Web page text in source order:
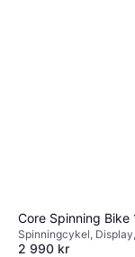
Core Spinning Bike
Spinningcykel, Display,
Transporthjul, Justerbar
2 990 kr